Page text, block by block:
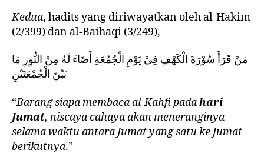
Kedua, hadits yang diriwayatkan oleh al-Hakim
(2/399) dan al-Baihaqi (3/249),
مَنْ قَرَأَ سُوْرَةَ الْكَهْفِ فِيْ يَوْمِ الْجُمُعَةِ أَضَاءَ لَهُ مِنْ النُّوِرِ مَا
بَيْنَ الْجُمْعَتَيْنِ
“Barang siapa membaca al-Kahfi padahari
Jumat, niscaya cahaya akan meneranginya
selama waktu antara Jumat yang satu ke Jumat
berikutnya.”